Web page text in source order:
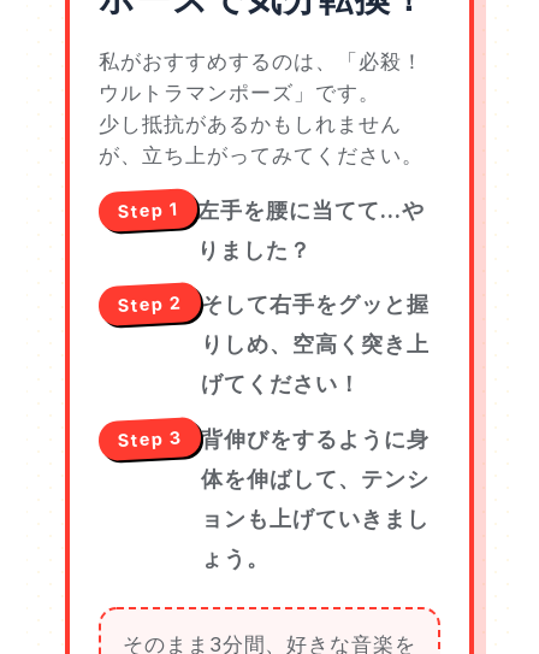
私がおすすめするのは、「必殺！
ウルトラマンポーズ」です。
少し抵抗があるかもしれません
が、立ち上がってみてください。
Step 1
左手を腰に当てて…や
りました？
Step 2
そして右手をグッと握
りしめ、空高く突き上
げてください！
Step 3
背伸びをするように身
体を伸ばして、テンシ
ョンも上げていきまし
ょう。
そのまま3分間、好きな音楽を